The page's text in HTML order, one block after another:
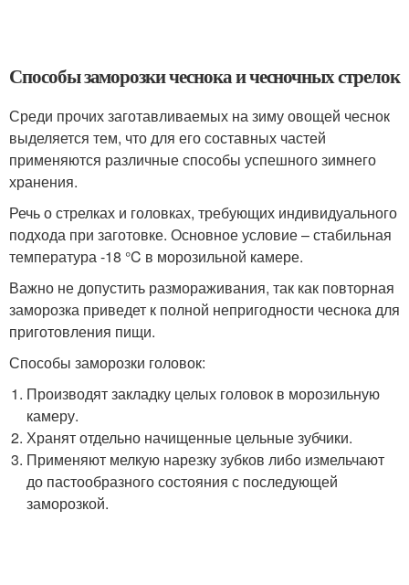
Способы заморозки чеснока и чесночных стрелок
Среди прочих заготавливаемых на зиму овощей чеснок
выделяется тем, что для его составных частей
применяются различные способы успешного зимнего
хранения.
Речь о стрелках и головках, требующих индивидуального
подхода при заготовке. Основное условие – стабильная
температура -18 °C в морозильной камере.
Важно не допустить размораживания, так как повторная
заморозка приведет к полной непригодности чеснока для
приготовления пищи.
Способы заморозки головок:
Производят закладку целых головок в морозильную
камеру.
Хранят отдельно начищенные цельные зубчики.
Применяют мелкую нарезку зубков либо измельчают
до пастообразного состояния с последующей
заморозкой.